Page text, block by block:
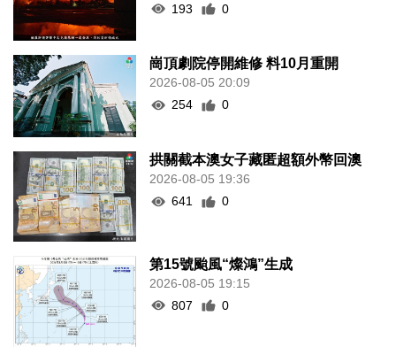
193
0
崗頂劇院停開維修 料10月重開
2026-08-05 20:09
254
0
拱關截本澳女子藏匿超額外幣回澳
2026-08-05 19:36
641
0
第15號颱風“燦鴻”生成
2026-08-05 19:15
807
0